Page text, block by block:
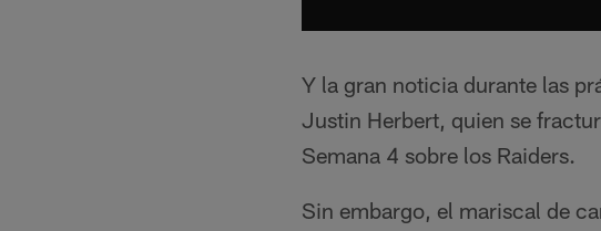
Y la gran noticia durante las
Justin Herbert, quien se
Semana 4 sobre los Raiders.
Sin embargo, el mariscal de